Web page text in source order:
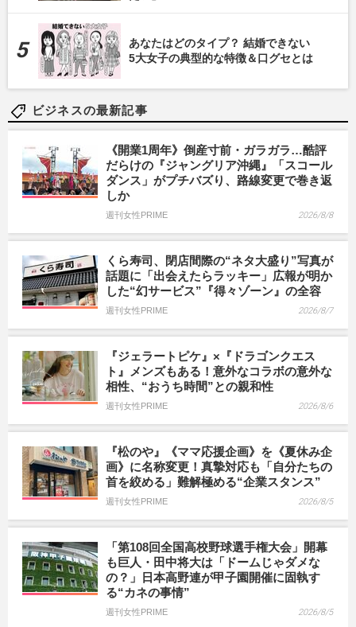
あなたはどのタイプ？ 結婚できない
5大女子の典型的な特徴＆口グセとは
ビジネスの最新記事
《開業1周年》倒産寸前・ガラガラ…酷評
だらけの『ジャングリア沖縄』「スコール
ダンス」がプチバズり、路線変更で巻き返
しか
週刊女性PRIME 2026/8/8
くら寿司、閉店間際の“ネタ大盛り”写真が
話題に「出会えたらラッキー」広報が明か
した“幻サービス”『得々ゾーン』の全容
週刊女性PRIME 2026/8/7
『ジェラートピケ』×『ドラゴンクエス
ト』メンズもある！意外なコラボの意外な
相性、“おうち時間”との親和性
週刊女性PRIME 2026/8/6
『松のや』《ママ応援企画》を《夏休み企
画》に名称変更！真摯対応も「自分たちの
首を絞める」難解極める“企業スタンス”
週刊女性PRIME 2026/8/5
「第108回全国高校野球選手権大会」開幕
も巨人・田中将大は「ドームじゃダメな
の？」日本高野連が甲子園開催に固執す
る“カネの事情”
週刊女性PRIME 2026/8/5